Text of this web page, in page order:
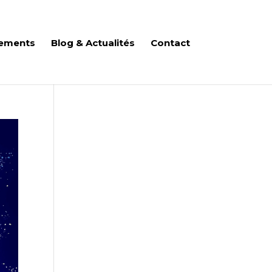
Blog & Actualités Contact